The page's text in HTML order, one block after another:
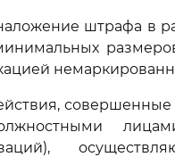
штрафа в